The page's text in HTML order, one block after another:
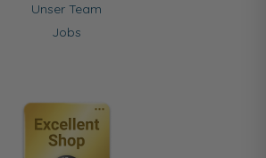
Unser Team
Jobs